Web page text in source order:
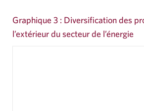
Graphique 3 : Diversification des
l’extérieur du secteur de l’énergie